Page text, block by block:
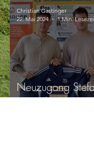
Neuzugang
verstärkt
Christian Gastinger
22. Mai 2024
1 Min.